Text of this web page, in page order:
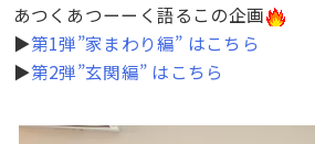
あつくあつーーく語るこの企画
▶︎第1弾”家まわり編” はこちら
▶︎第2弾”玄関編” はこちら